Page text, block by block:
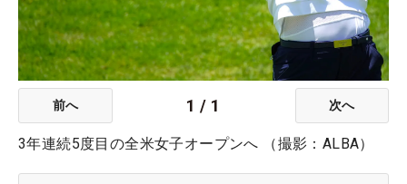
前へ 1 / 1 次へ
3年連続5度目の全米女子オープンへ （撮影：ALBA）